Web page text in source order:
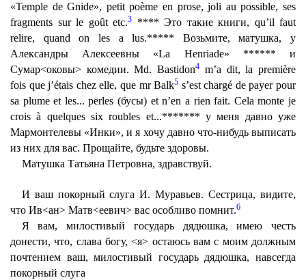
«Temple de Gnide», petit poème en prose, joli au possible, ses
fragments sur le goût etc.3
**** Это такие книги, qu’il faut
relire, quand on les a lus.***** Возьмите, матушка, у
Александры Алексеевны «La Henriade» ****** и
Сумар<оковы> комедии. Md. Bastidon4 m’a dit, la première
fois que j’étais chez elle, que mr Balk5 s’est chargé de payer pour
sa plume et les... perles (бусы) et n’en a rien fait. Cela monte je
crois à quelques six roubles et...******* y меня давно уже
Мармонтелевы «Инки», и я хочу давно что-нибудь выписать
из них для вас. Прощайте, будьте здоровы.
Матушка Татьяна Петровна, здравствуй.
И ваш покорный слуга И. Муравьев. Сестрица, видите,
что Ив<ан> Матв<еевич> вас особливо помнит.6
Я вам, милостивый государь дядюшка, имею честь
донести, что, слава богу, <я> остаюсь вам с моим должным
почтением ваш, милостивый государь дядюшка, навсегда
покорный слуга